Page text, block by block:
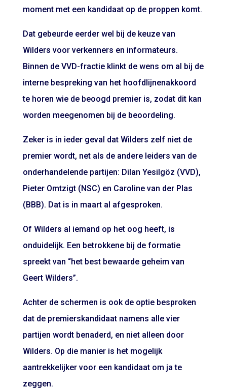
moment met een kandidaat op de proppen komt.
Dat gebeurde eerder wel bij de keuze van
Wilders voor verkenners en informateurs.
Binnen de VVD-fractie klinkt de wens om al bij de
interne bespreking van het hoofdlijnenakkoord
te horen wie de beoogd premier is, zodat dit kan
worden meegenomen bij de beoordeling.
Zeker is in ieder geval dat Wilders zelf niet de
premier wordt, net als de andere leiders van de
onderhandelende partijen: Dilan Yesilgöz (VVD),
Pieter Omtzigt (NSC) en Caroline van der Plas
(BBB). Dat is in maart al afgesproken.
Of Wilders al iemand op het oog heeft, is
onduidelijk. Een betrokkene bij de formatie
spreekt van “het best bewaarde geheim van
Geert Wilders”.
Achter de schermen is ook de optie besproken
dat de premierskandidaat namens alle vier
partijen wordt benaderd, en niet alleen door
Wilders. Op die manier is het mogelijk
aantrekkelijker voor een kandidaat om ja te
zeggen.